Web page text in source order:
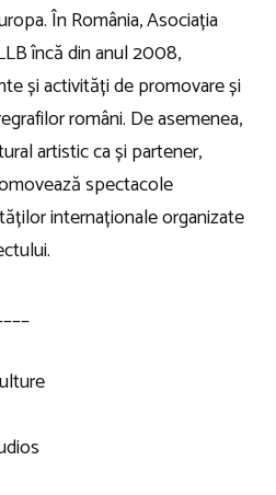
În România, Asociația
încă din anul 2008,
și activități de promovare și
români. De asemenea,
artistic ca și partener,
spectacole
internaționale organizate